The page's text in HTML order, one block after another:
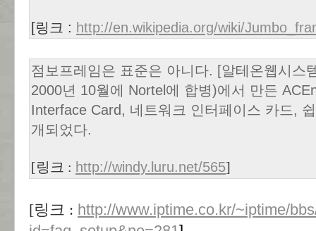
[링크 : http://en.wikipedia.org/wiki/
점보프레임은 표준은 아니다. [알테온웹시스
2000년 10월에 Nortel에 합병)에서 만든
Interface Card, 네트워크 인터페이스 카드,
개되었다.
[링크 : http://windy.luru.net/565]
[링크 : http://www.iptime.co.kr/~iptime/